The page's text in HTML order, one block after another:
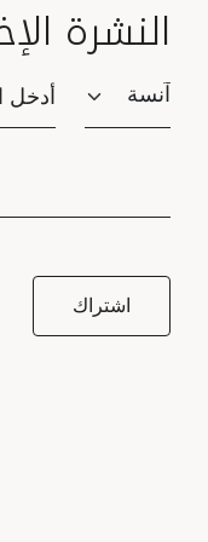
النشرة
Salutation